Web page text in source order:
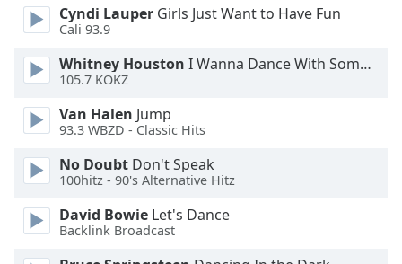
Text
Edge
Font
Family
Reset
Close
Modal
Cyndi Lauper Girls Just Want to Have Fun
Cali 93.9
Whitney Houston I Wanna Dance With Somebody
105.7 KOKZ
Van Halen Jump
93.3 WBZD - Classic Hits
No Doubt Don't Speak
100hitz - 90's Alternative Hitz
David Bowie Let's Dance
Backlink Broadcast